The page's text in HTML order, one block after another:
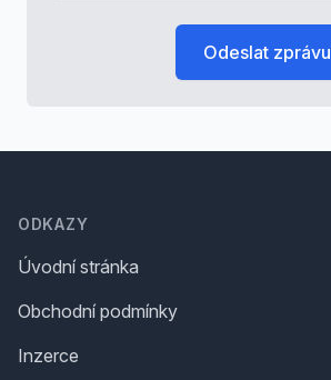
Odeslat zprávu
ODKAZY
Úvodní stránka
Obchodní podmínky
Inzerce